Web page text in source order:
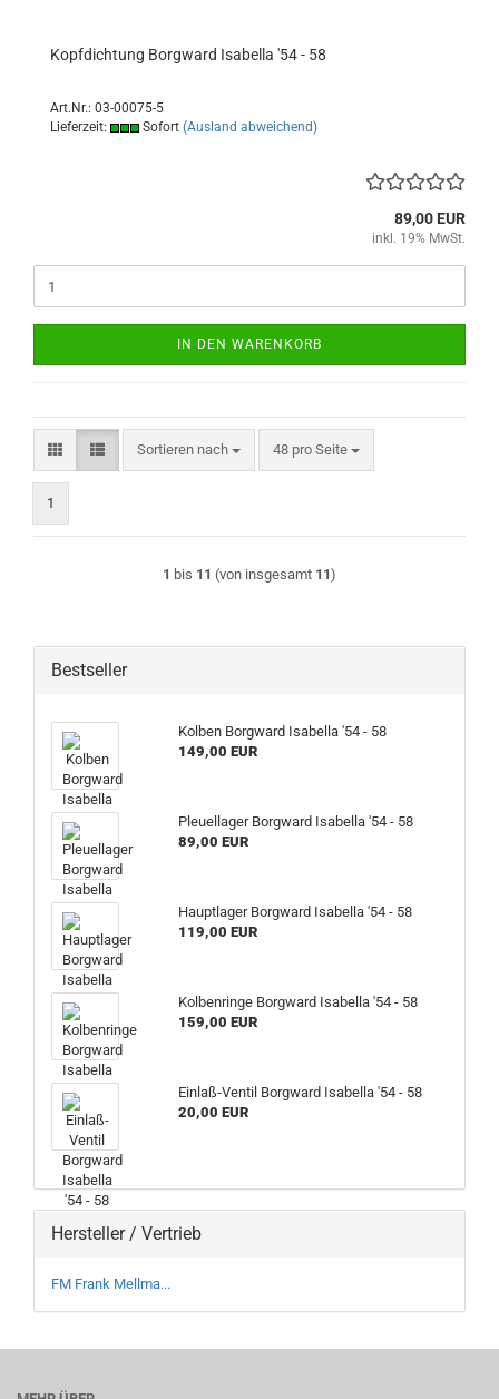
Kopfdichtung Borgward Isabella '54 - 58
Art.Nr.: 03-00075-5
Lieferzeit:
Sofort (Ausland abweichend)
89,00 EUR
inkl. 19% MwSt.
IN DEN WARENKORB
Sortieren nach
Sortieren nach 48 pro Seite
pro Seite
1
1 bis 11 (von insgesamt 11)
Bestseller
Kolben Borgward Isabella '54 - 58
149,00 EUR
Pleuellager Borgward Isabella '54 - 58
89,00 EUR
Hauptlager Borgward Isabella '54 - 58
119,00 EUR
Kolbenringe Borgward Isabella '54 - 58
159,00 EUR
Einlaß-Ventil Borgward Isabella '54 - 58
20,00 EUR
Hersteller / Vertrieb
FM Frank Mellma...